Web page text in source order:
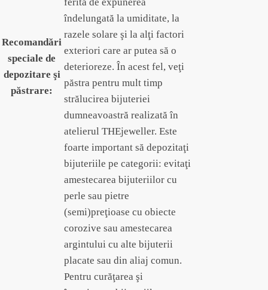
Recomandări
speciale de
depozitare şi
păstrare:
îndelungată la umiditate, la
razele solare şi la alţi factori
exteriori care ar putea să o
deterioreze. În acest fel, veţi
păstra pentru mult timp
strălucirea bijuteriei
dumneavoastră realizată în
atelierul THEjeweller. Este
foarte important să depozitaţi
bijuteriile pe categorii: evitaţi
amestecarea bijuteriilor cu
perle sau pietre
(semi)preţioase cu obiecte
corozive sau amestecarea
argintului cu alte bijuterii
placate sau din aliaj comun.
Pentru curăţarea şi